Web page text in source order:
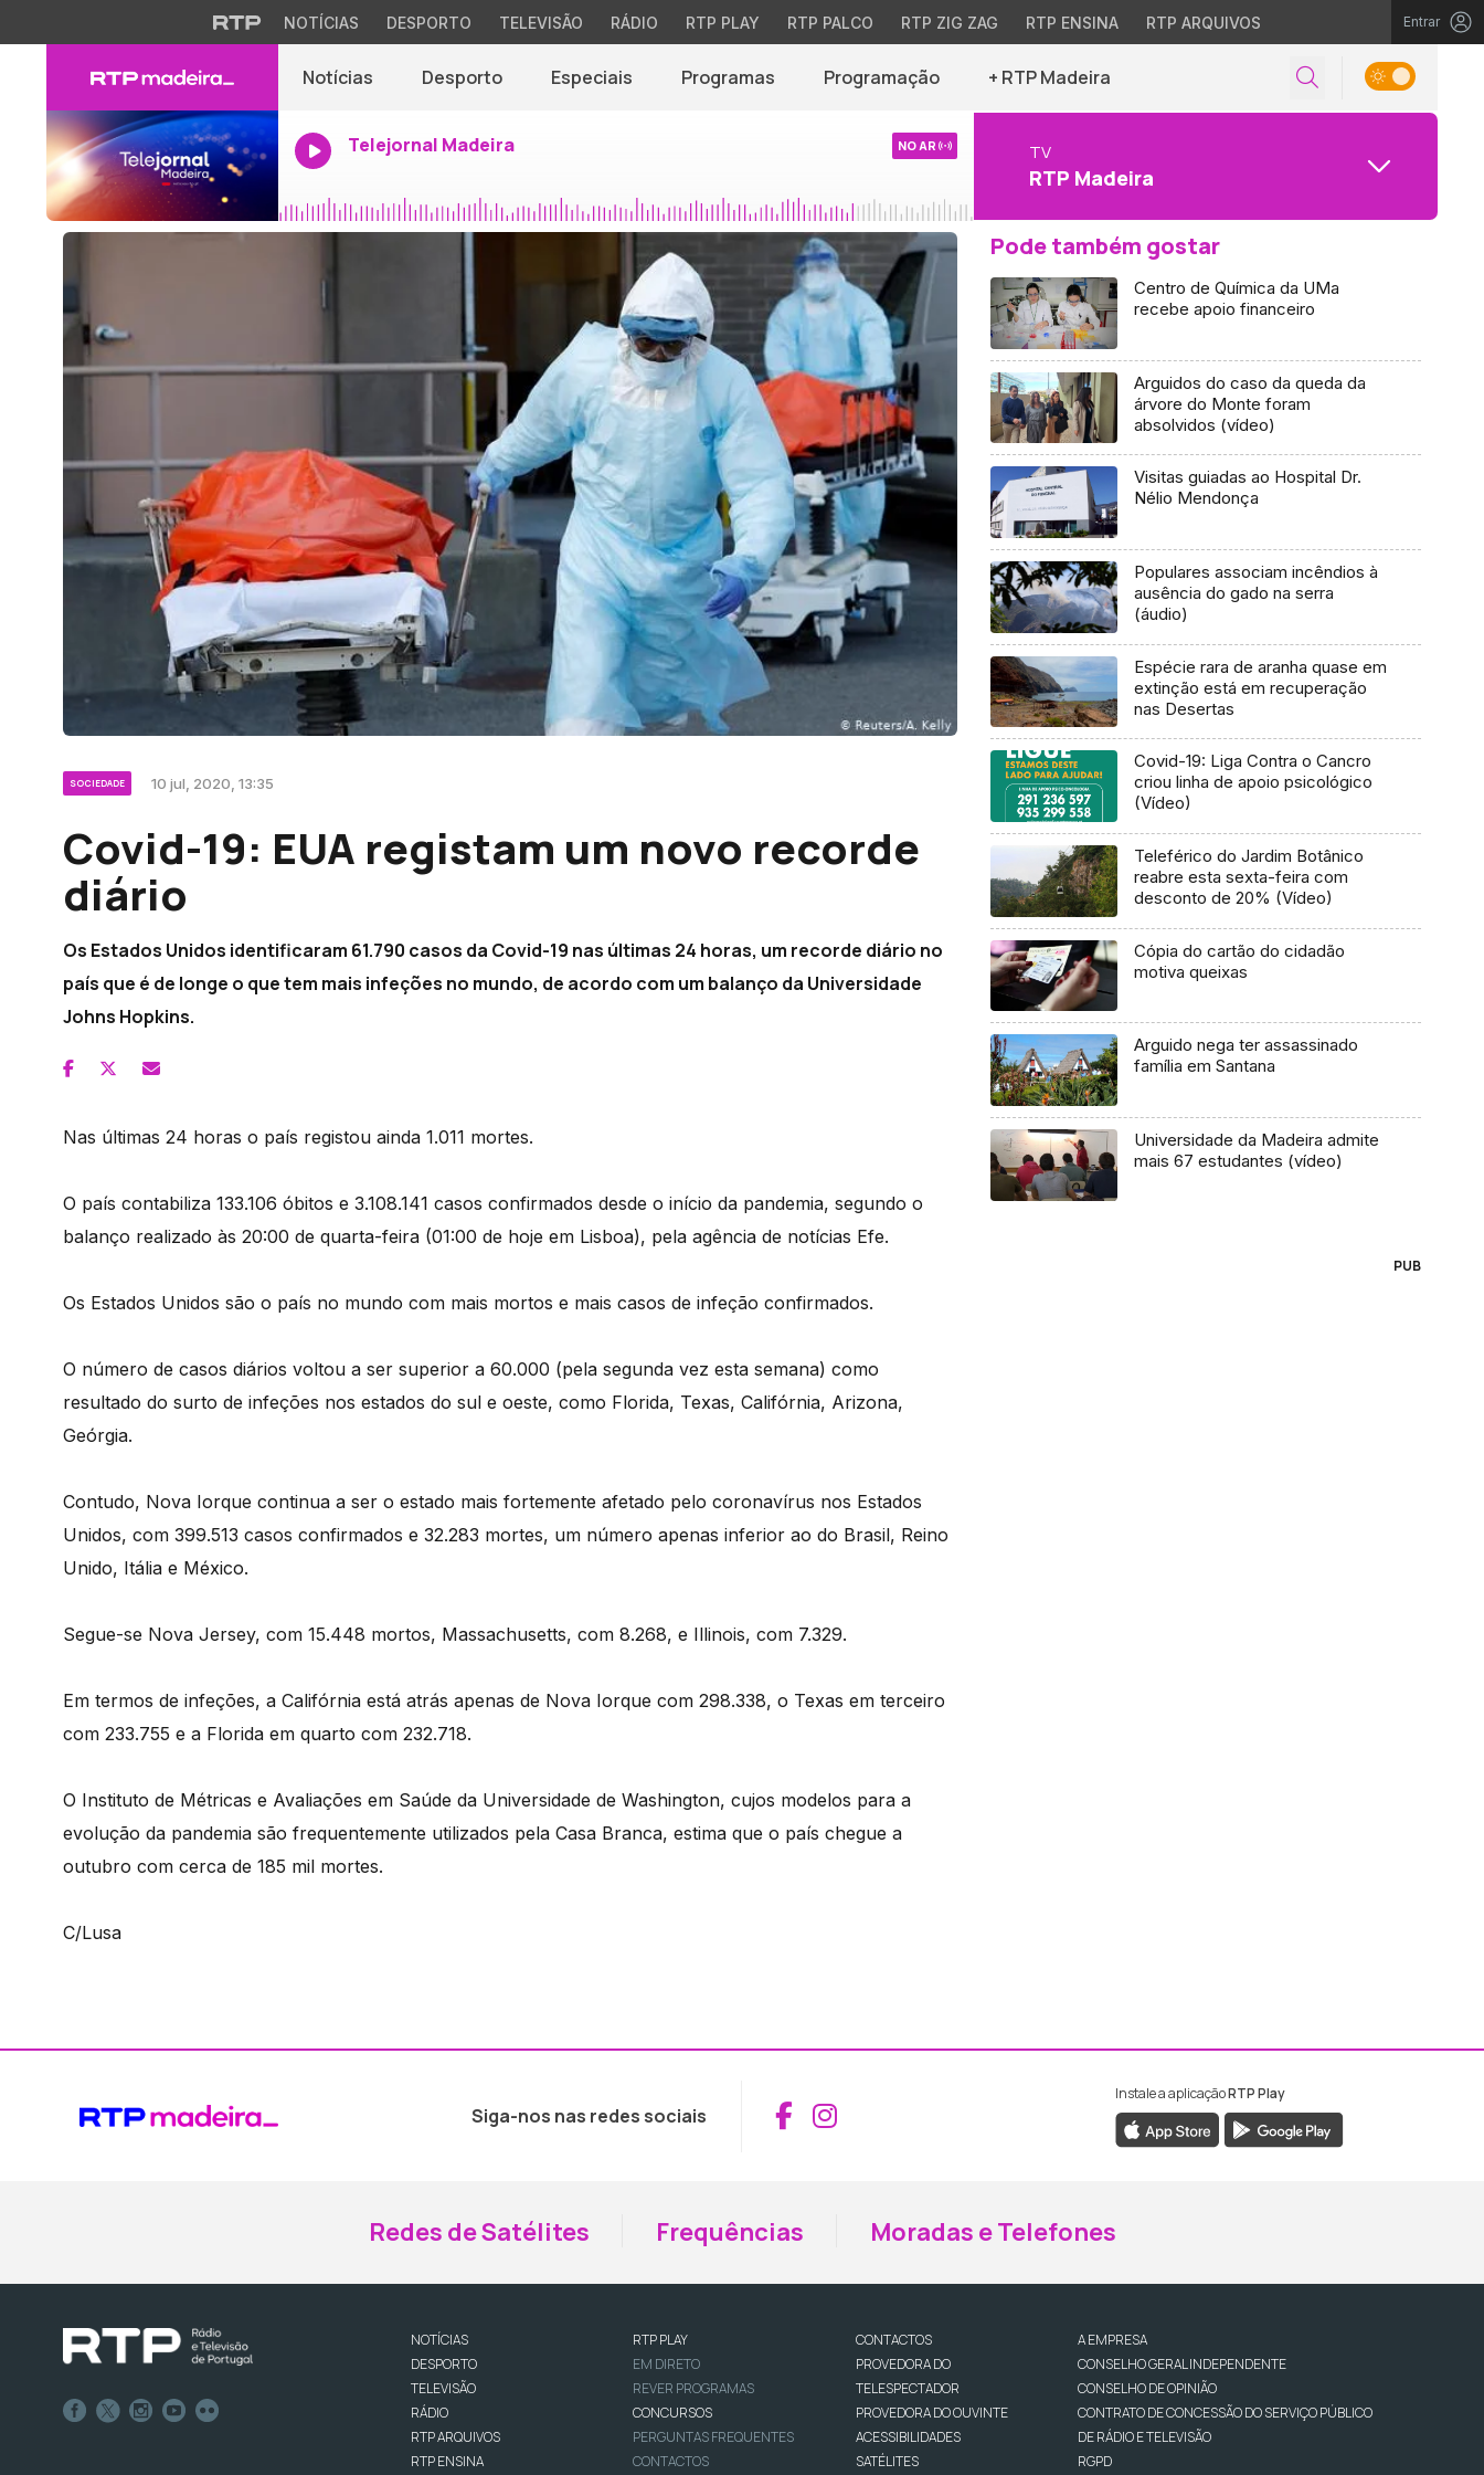
NOTÍCIAS DESPORTO TELEVISÃO RÁDIO RTP PLAY RTP PALCO RTP ZIG ZAG RTP ENSINA RTP ARQUIVOS Entrar
Notícias Desporto Especiais Programas Programação + RTP Madeira
Telejornal Madeira NO AR TV
RTP Madeira
SOCIEDADE 10 jul, 2020, 13:35
Covid-19: EUA registam um novo recorde
diário
Os Estados Unidos identificaram 61.790 casos da Covid-19 nas últimas 24 horas, um recorde diário no
país que é de longe o que tem mais infeções no mundo, de acordo com um balanço da Universidade
Johns Hopkins.
Nas últimas 24 horas o país registou ainda 1.011 mortes.
O país contabiliza 133.106 óbitos e 3.108.141 casos confirmados desde o início da pandemia, segundo o
balanço realizado às 20:00 de quarta-feira (01:00 de hoje em Lisboa), pela agência de notícias Efe.
Os Estados Unidos são o país no mundo com mais mortos e mais casos de infeção confirmados.
O número de casos diários voltou a ser superior a 60.000 (pela segunda vez esta semana) como
resultado do surto de infeções nos estados do sul e oeste, como Florida, Texas, Califórnia, Arizona,
Geórgia.
Contudo, Nova Iorque continua a ser o estado mais fortemente afetado pelo coronavírus nos Estados
Unidos, com 399.513 casos confirmados e 32.283 mortes, um número apenas inferior ao do Brasil, Reino
Unido, Itália e México.
Segue-se Nova Jersey, com 15.448 mortos, Massachusetts, com 8.268, e Illinois, com 7.329.
Em termos de infeções, a Califórnia está atrás apenas de Nova Iorque com 298.338, o Texas em terceiro
com 233.755 e a Florida em quarto com 232.718.
O Instituto de Métricas e Avaliações em Saúde da Universidade de Washington, cujos modelos para a
evolução da pandemia são frequentemente utilizados pela Casa Branca, estima que o país chegue a
outubro com cerca de 185 mil mortes.
C/Lusa
Pode também gostar
Centro de Química da UMa
recebe apoio financeiro
Arguidos do caso da queda da
árvore do Monte foram
absolvidos (vídeo)
Visitas guiadas ao Hospital Dr.
Nélio Mendonça
Populares associam incêndios à
ausência do gado na serra
(áudio)
Espécie rara de aranha quase em
extinção está em recuperação
nas Desertas
Covid-19: Liga Contra o Cancro
criou linha de apoio psicológico
(Vídeo)
Teleférico do Jardim Botânico
reabre esta sexta-feira com
desconto de 20% (Vídeo)
Cópia do cartão do cidadão
motiva queixas
Arguido nega ter assassinado
família em Santana
Universidade da Madeira admite
mais 67 estudantes (vídeo)
PUB
Siga-nos nas redes sociais Aceder ao Facebook da RTP Madeira
Aceder ao Instagram da RTP Madeira
Instale a aplicaçãoRTP Play
Redes de Satélites Frequências Moradas e Telefones
NOTÍCIAS
DESPORTO
TELEVISÃO
RÁDIO
RTP ARQUIVOS
RTP ENSINA
RTP PLAY
EM DIRETO
REVER PROGRAMAS
CONCURSOS
PERGUNTAS FREQUENTES
CONTACTOS
CONTACTOS
PROVEDORA DO
TELESPECTADOR
PROVEDORA DO OUVINTE
ACESSIBILIDADES
SATÉLITES
A EMPRESA
CONSELHO GERAL INDEPENDENTE
CONSELHO DE OPINIÃO
CONTRATO DE CONCESSÃO DO SERVIÇO PÚBLICO
DE RÁDIO E TELEVISÃO
RGPD